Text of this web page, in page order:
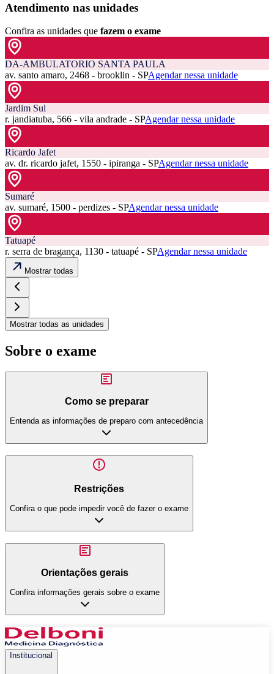
Atendimento nas unidades
Confira as unidades que fazem o exame
DA-AMBULATORIO SANTA PAULA
av. santo amaro, 2468 - brooklin - SPAgendar nessa unidade
Jardim Sul
r. jandiatuba, 566 - vila andrade - SPAgendar nessa unidade
Ricardo Jafet
av. dr. ricardo jafet, 1550 - ipiranga - SPAgendar nessa unidade
Sumaré
av. sumaré, 1500 - perdizes - SPAgendar nessa unidade
Tatuapé
r. serra de bragança, 1130 - tatuapé - SPAgendar nessa unidade
Mostrar todas
Mostrar todas as unidades
Sobre o exame
Como se preparar
Entenda as informações de preparo com antecedência
Restrições
Confira o que pode impedir você de fazer o exame
Orientações gerais
Confira informações gerais sobre o exame
Institucional